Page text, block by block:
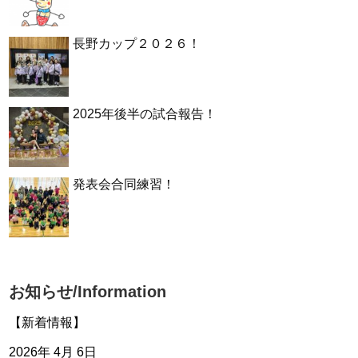
長野カップ２０２６！
2025年後半の試合報告！
発表会合同練習！
お知らせ/Information
【新着情報】
2026年 4月 6日